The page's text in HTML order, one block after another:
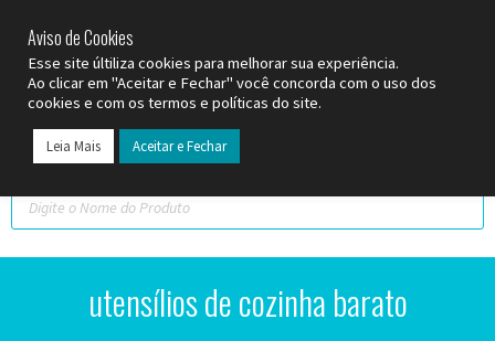
utensílios de cozinha barato
Aviso de Cookies
Esse site últiliza cookies para melhorar sua experiência.
Ao clicar em "Aceitar e Fechar" você concorda com o uso dos
cookies e com os termos e políticas do site.
Leia Mais Aceitar e Fechar